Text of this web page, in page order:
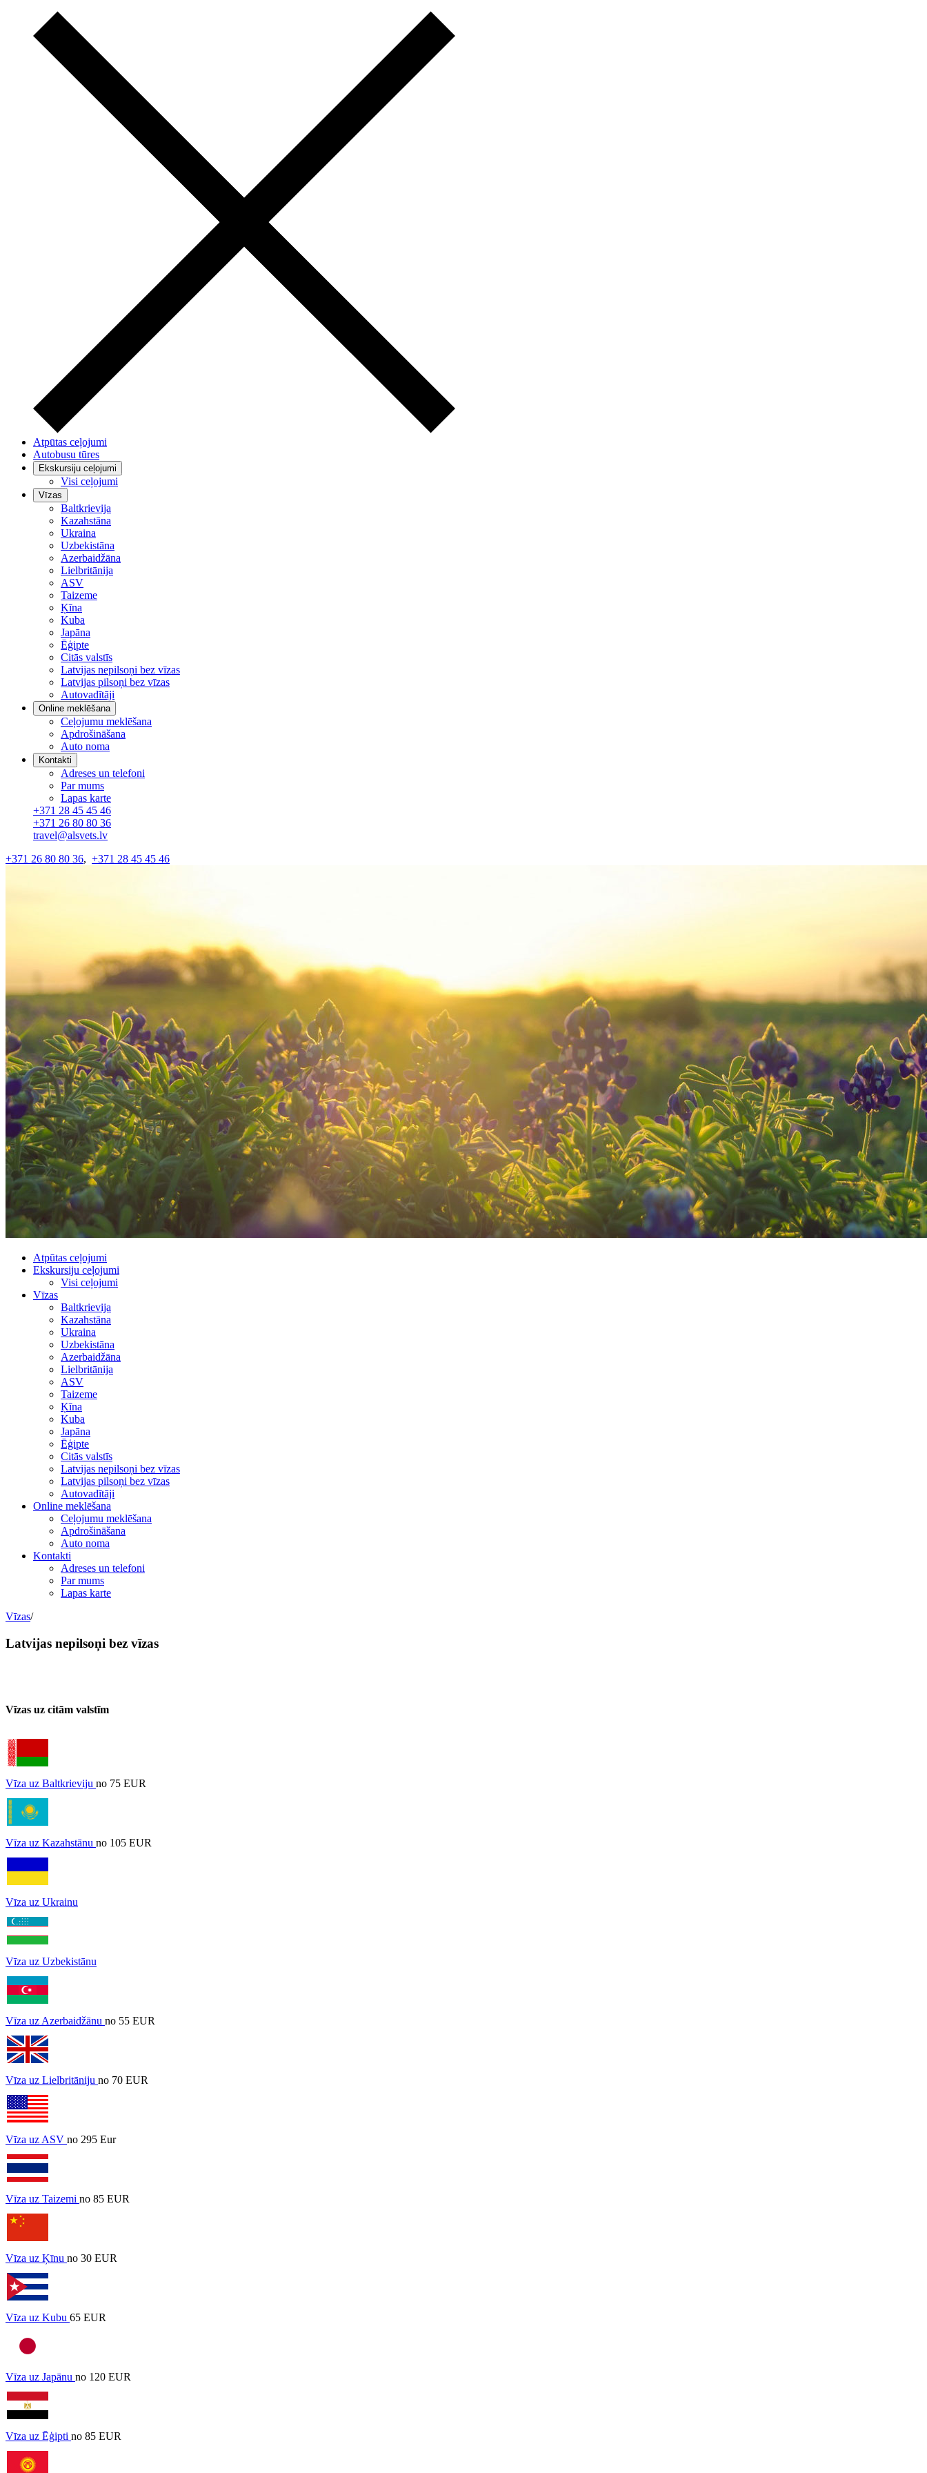
Atpūtas ceļojumi
Autobusu tūres
Ekskursiju ceļojumi
Visi ceļojumi
Vīzas
Baltkrievija
Kazahstāna
Ukraina
Uzbekistāna
Azerbaidžāna
Lielbritānija
ASV
Taizeme
Ķīna
Kuba
Japāna
Ēģipte
Citās valstīs
Latvijas nepilsoņi bez vīzas
Latvijas pilsoņi bez vīzas
Autovadītāji
Online meklēšana
Ceļojumu meklēšana
Apdrošināšana
Auto noma
Kontakti
Adreses un telefoni
Par mums
Lapas karte
+371 28 45 45 46
+371 26 80 80 36
travel@alsvets.lv
+371 26 80 80 36, +371 28 45 45 46
Atpūtas ceļojumi
Ekskursiju ceļojumi
Visi ceļojumi
Vīzas
Baltkrievija
Kazahstāna
Ukraina
Uzbekistāna
Azerbaidžāna
Lielbritānija
ASV
Taizeme
Ķīna
Kuba
Japāna
Ēģipte
Citās valstīs
Latvijas nepilsoņi bez vīzas
Latvijas pilsoņi bez vīzas
Autovadītāji
Online meklēšana
Ceļojumu meklēšana
Apdrošināšana
Auto noma
Kontakti
Adreses un telefoni
Par mums
Lapas karte
Vīzas/
Latvijas nepilsoņi bez vīzas
Vīzas uz citām valstīm
Vīza uz Baltkrieviju no 75 EUR
Vīza uz Kazahstānu no 105 EUR
Vīza uz Ukrainu
Vīza uz Uzbekistānu
Vīza uz Azerbaidžānu no 55 EUR
Vīza uz Lielbritāniju no 70 EUR
Vīza uz ASV no 295 Eur
Vīza uz Taizemi no 85 EUR
Vīza uz Ķīnu no 30 EUR
Vīza uz Kubu 65 EUR
Vīza uz Japānu no 120 EUR
Vīza uz Ēģipti no 85 EUR